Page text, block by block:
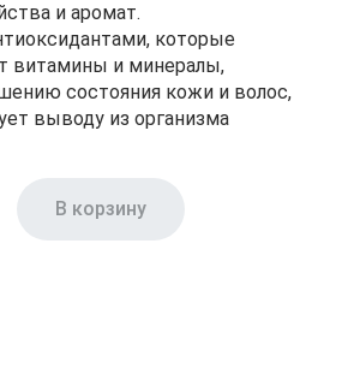
и аромат.
которые
витамины и минералы,
состояния кожи и волос,
выводу из организма
В корзину